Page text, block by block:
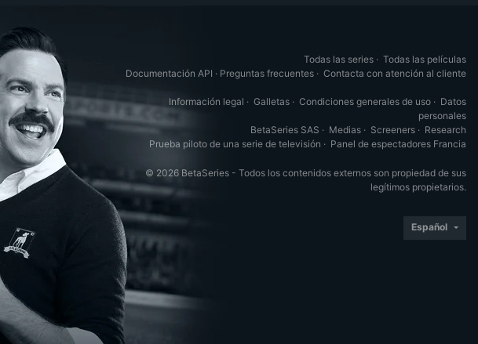
Todas las series · Todas las películas
Documentación API · Preguntas frecuentes · Contacta con atención al cliente
Información legal · Galletas · Condiciones generales de uso · Datos
personales
BetaSeries SAS · Medias · Screeners · Research
Prueba piloto de una serie de televisión · Panel de espectadores Francia
© 2026 BetaSeries - Todos los contenidos externos son propiedad de sus
legítimos propietarios.
Español